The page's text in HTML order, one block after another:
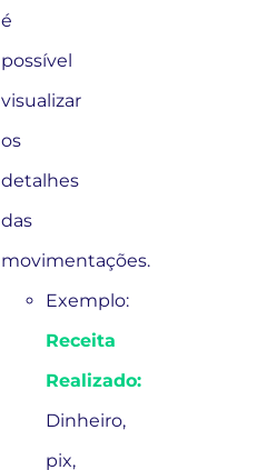
é
possível
visualizar
os
detalhes
das
movimentações.
Exemplo:
Receita
Realizado:
Dinheiro,
pix,